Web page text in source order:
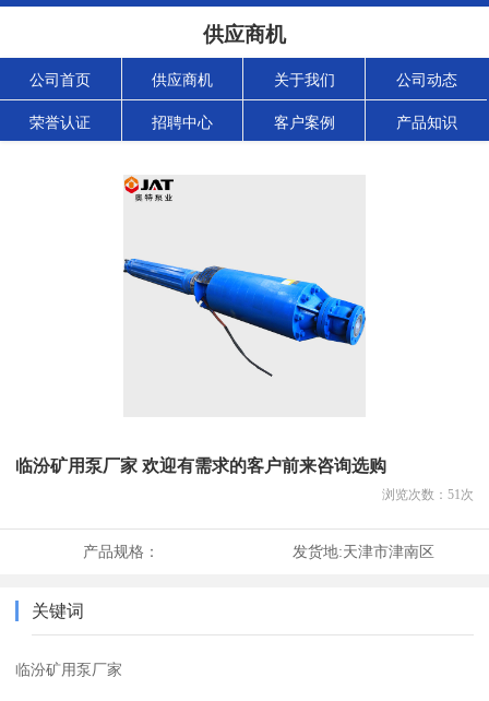
供应商机
公司首页 供应商机 关于我们 公司动态
荣誉认证 招聘中心 客户案例 产品知识
临汾矿用泵厂家 欢迎有需求的客户前来咨询选购
浏览次数： 51次
产品规格： 发货地:天津市津南区
关键词
临汾矿用泵厂家